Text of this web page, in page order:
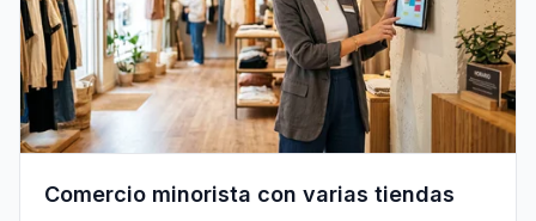
Comercio minorista con varias tiendas